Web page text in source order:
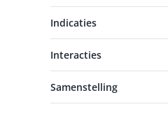
Indicaties
Interacties
Samenstelling